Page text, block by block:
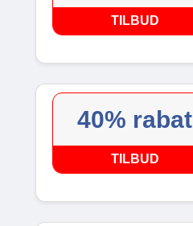
TILBUD
40% rabat
TILBUD